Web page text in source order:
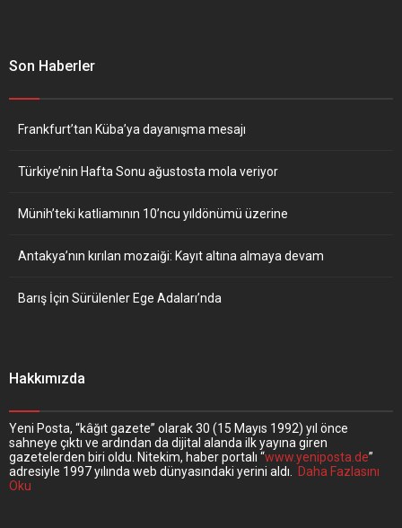
Son Haberler
Frankfurt’tan Küba’ya dayanışma mesajı
Türkiye’nin Hafta Sonu ağustosta mola veriyor
Münih’teki katliamının 10’ncu yıldönümü üzerine
Antakya’nın kırılan mozaiği: Kayıt altına almaya devam
Barış İçin Sürülenler Ege Adaları’nda
Hakkımızda
Yeni Posta, “kâğıt gazete” olarak 30 (15 Mayıs 1992) yıl önce
sahneye çıktı ve ardından da dijital alanda ilk yayına giren
gazetelerden biri oldu. Nitekim, haber portalı “www.yeniposta.de”
adresiyle 1997 yılında web dünyasındaki yerini aldı.
Daha Fazlasını
Oku